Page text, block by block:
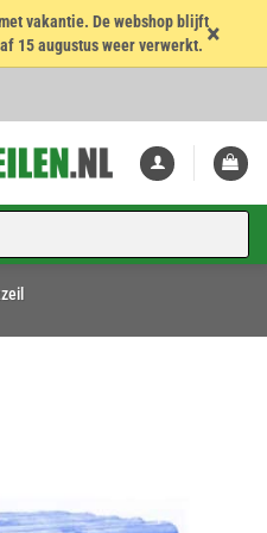
vakantie. De webshop blijft
15 augustus weer verwerkt. ×